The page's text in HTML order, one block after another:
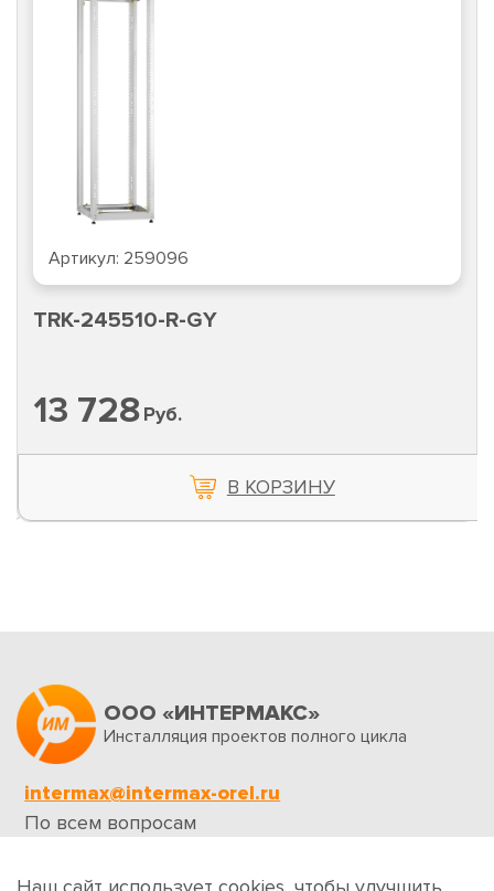
Артикул:TFA-246080-MMMM-GY
TFA-246080-MMMM-GY
153 744
В КОРЗИНУ
ООО «ИНТЕРМАКС»
Инсталляция проектов полного цикла
intermax@intermax-orel.ru
По всем вопросам
Обратная связь